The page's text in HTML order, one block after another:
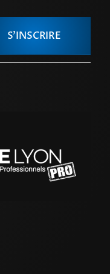
S'INSCRIRE